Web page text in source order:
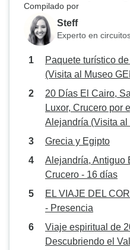
Compilado por
Steff
Experto en
Paquete turístico
(Visita al Museo
20 Días El Cairo,
Luxor, Crucero por
Alejandría (Visita al
Grecia y Egipto
Alejandría, Antiguo
Crucero - 16 días
EL VIAJE DEL
- Presencia
Viaje espiritual de
Descubriendo el